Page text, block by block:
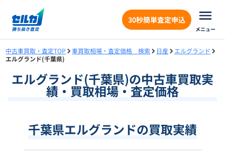
30秒簡単査定申込
メニュー
中古車買取・査定TOP 車買取相場・査定価格 検索 日産
エルグランド
エルグランド(千葉県)
エルグランド(千葉県)の中古車買取実
績・買取相場・査定価格
千葉県エルグランドの買取実績